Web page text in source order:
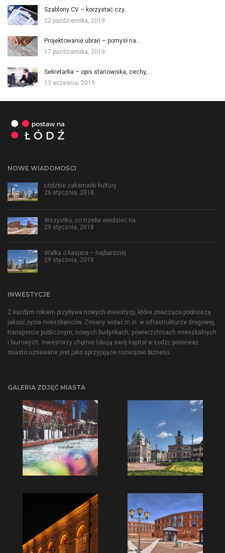
Szablony CV – korzystać czy…
22 października, 2019
Projektowanie ubrań – pomysł na…
17 października, 2019
Sekretarka – opis stanowiska, cechy,…
13 września, 2019
NOWE WIADOMOŚCI
Łódzkie zakamarki kultury
26 stycznia, 2018
Wszystko, co trzeba wiedzieć na…
29 stycznia, 2018
Walka o kasjera – najbardziej…
29 stycznia, 2018
INWESTYCJE
Z każdym rokiem przybywa nowych inwestycji, które znacząco podnoszą
jakość życia mieszkańców. Zmiany widać m.in. w infrastrukturze drogowej,
transporcie publicznym, nowych budynkach, powierzchniach mieszkalnych
i biurowych. Inwestorzy chętnie lokują swój kapitał w Łodzi, ponieważ
miasto uznawane jest jako sprzyjające rozwojowi biznesu.
GALERIA ZDJĘĆ MIASTA